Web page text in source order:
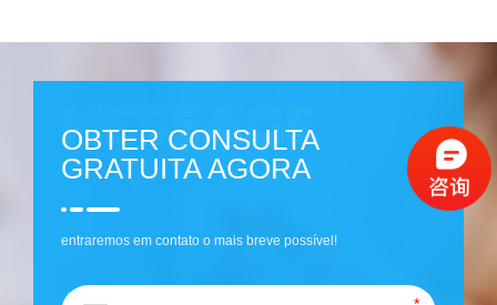
OBTER CONSULTA
GRATUITA AGORA
entraremos em contato o mais breve possível!